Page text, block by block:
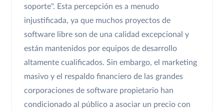
soporte". Esta percepción es a menudo
injustificada, ya que muchos proyectos de
software libre son de una calidad excepcional y
están mantenidos por equipos de desarrollo
altamente cualificados. Sin embargo, el marketing
masivo y el respaldo financiero de las grandes
corporaciones de software propietario han
condicionado al público a asociar un precio con